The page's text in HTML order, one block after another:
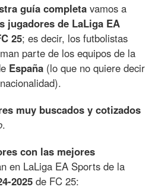
guía completa vamos a
jugadores de LaLiga EA
25; es decir, los futbolistas
parte de los equipos de la
España (lo que no quiere decir
muy buscados y cotizados
.
con las mejores
en LaLiga EA Sports de la
2025 de FC 25: